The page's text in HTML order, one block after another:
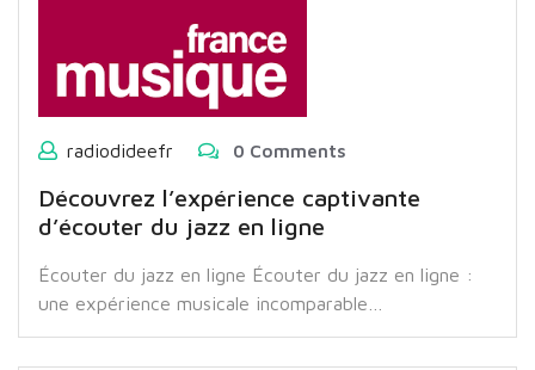
radiodideefr 0 Comments
Découvrez l’expérience captivante
d’écouter du jazz en ligne
Écouter du jazz en ligne Écouter du jazz en ligne :
une expérience musicale incomparable…